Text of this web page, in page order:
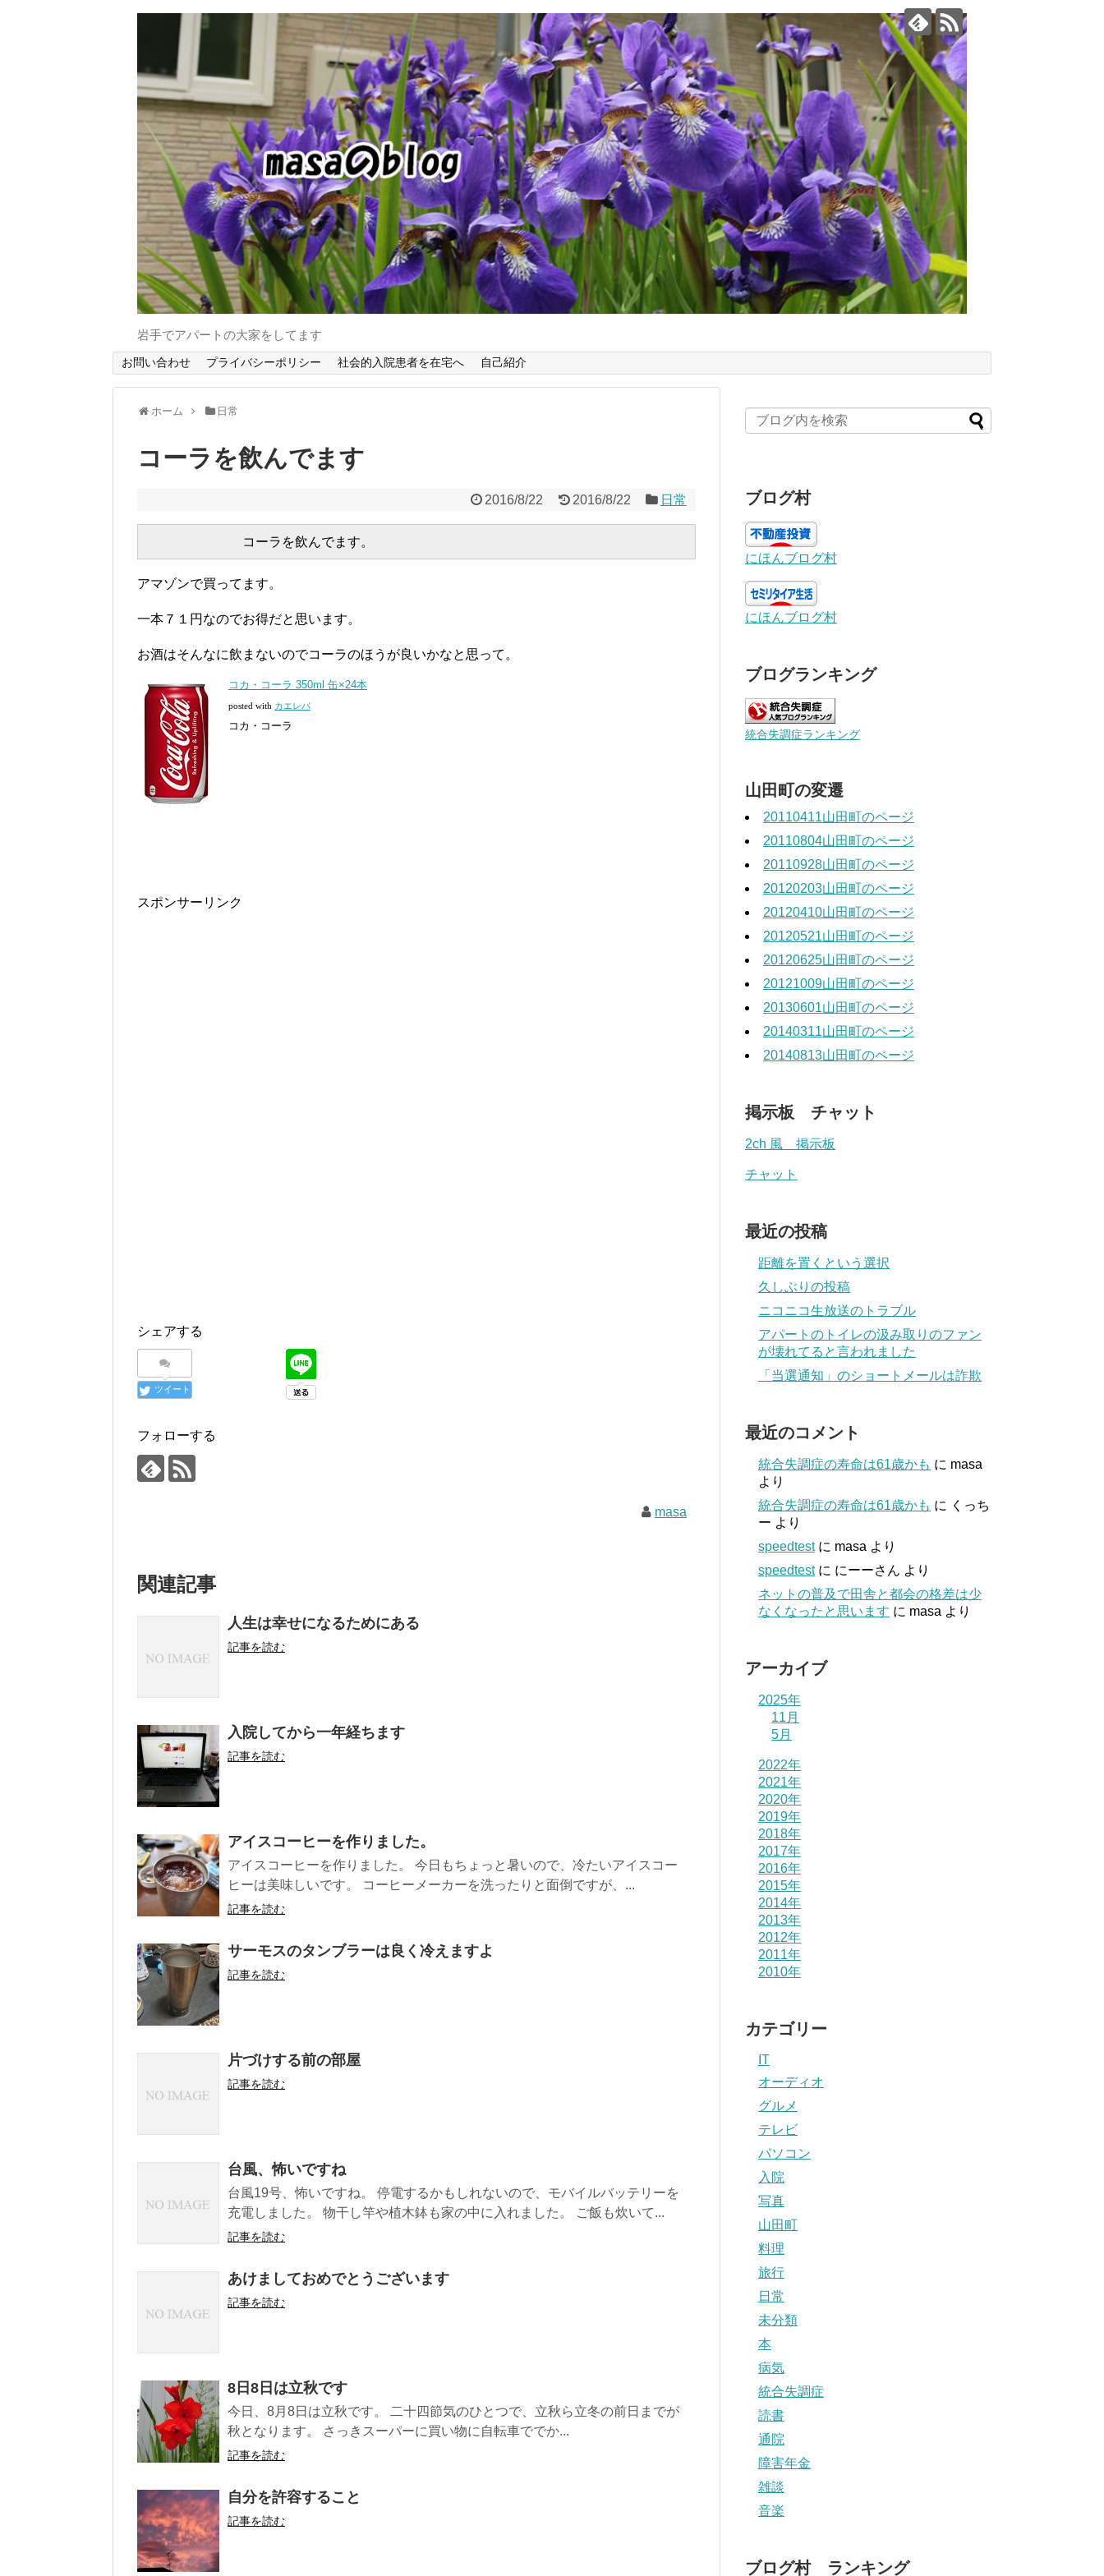
岩手でアパートの大家をしてます
お問い合わせ プライバシーポリシー 社会的入院患者を在宅へ 自己紹介
ホーム 日常
コーラを飲んでます
2016/8/22 2016/8/22 日常
アマゾンで買ってます。
一本７１円なのでお得だと思います。
お酒はそんなに飲まないのでコーラのほうが良いかなと思って。
コカ・コーラ 350ml 缶×24本
posted with カエレバ
コカ・コーラ
スポンサーリンク
シェアする
ツイート
フォローする
masa
関連記事
人生は幸せになるためにある
記事を読む
入院してから一年経ちます
記事を読む
アイスコーヒーを作りました。
アイスコーヒーを作りました。 今日もちょっと暑いので、冷たいアイスコー
ヒーは美味しいです。 コーヒーメーカーを洗ったりと面倒ですが、...
記事を読む
サーモスのタンブラーは良く冷えますよ
記事を読む
片づけする前の部屋
記事を読む
台風、怖いですね
台風19号、怖いですね。 停電するかもしれないので、モバイルバッテリーを
充電しました。 物干し竿や植木鉢も家の中に入れました。 ご飯も炊いて...
記事を読む
あけましておめでとうございます
記事を読む
8日8日は立秋です
今日、8月8日は立秋です。 二十四節気のひとつで、立秋ら立冬の前日までが
秋となります。 さっきスーパーに買い物に自転車ででか...
記事を読む
自分を許容すること
記事を読む
ブログ村
にほんブログ村
にほんブログ村
ブログランキング
統合失調症ランキング
山田町の変遷
20110411山田町のページ
20110804山田町のページ
20110928山田町のページ
20120203山田町のページ
20120410山田町のページ
20120521山田町のページ
20120625山田町のページ
20121009山田町のページ
20130601山田町のページ
20140311山田町のページ
20140813山田町のページ
掲示板 チャット
2ch 風 掲示板
チャット
最近の投稿
距離を置くという選択
久しぶりの投稿
ニコニコ生放送のトラブル
アパートのトイレの汲み取りのファン
が壊れてると言われました
「当選通知」のショートメールは詐欺
最近のコメント
統合失調症の寿命は61歳かも に masa
より
統合失調症の寿命は61歳かも に くっち
ー より
speedtestに masa より
speedtestに にーーさん より
ネットの普及で田舎と都会の格差は少
なくなったと思います に masa より
アーカイブ
2025年
11月
5月
2022年
2021年
2020年
2019年
2018年
2017年
2016年
2015年
2014年
2013年
2012年
2011年
2010年
カテゴリー
IT
オーディオ
グルメ
テレビ
パソコン
入院
写真
山田町
料理
旅行
日常
未分類
本
病気
統合失調症
読書
通院
障害年金
雑談
音楽
ブログ村 ランキング